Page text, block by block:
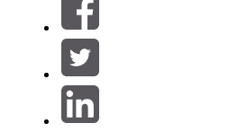
Filtri (0)
SELEZIONA FILTRI
Area prodotti